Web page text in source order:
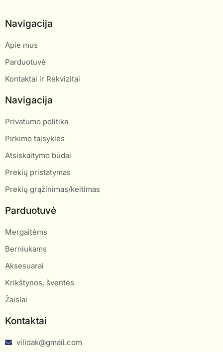
Navigacija
Apie mus
Parduotuvė
Kontaktai ir Rekvizitai
Navigacija
Privatumo politika
Pirkimo taisyklės
Atsiskaitymo būdai
Prekių pristatymas
Prekių grąžinimas/keitimas
Parduotuvė
Mergaitėms
Berniukams
Aksesuarai
Krikštynos, šventės
Žaislai
Kontaktai
vilidak@gmail.com